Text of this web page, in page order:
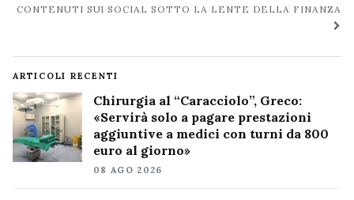
CONTENUTI SUI SOCIAL SOTTO LA LENTE DELLA FINANZA
ARTICOLI RECENTI
Chirurgia al “Caracciolo”, Greco:
«Servirà solo a pagare prestazioni
aggiuntive a medici con turni da 800
euro al giorno»
08 AGO 2026